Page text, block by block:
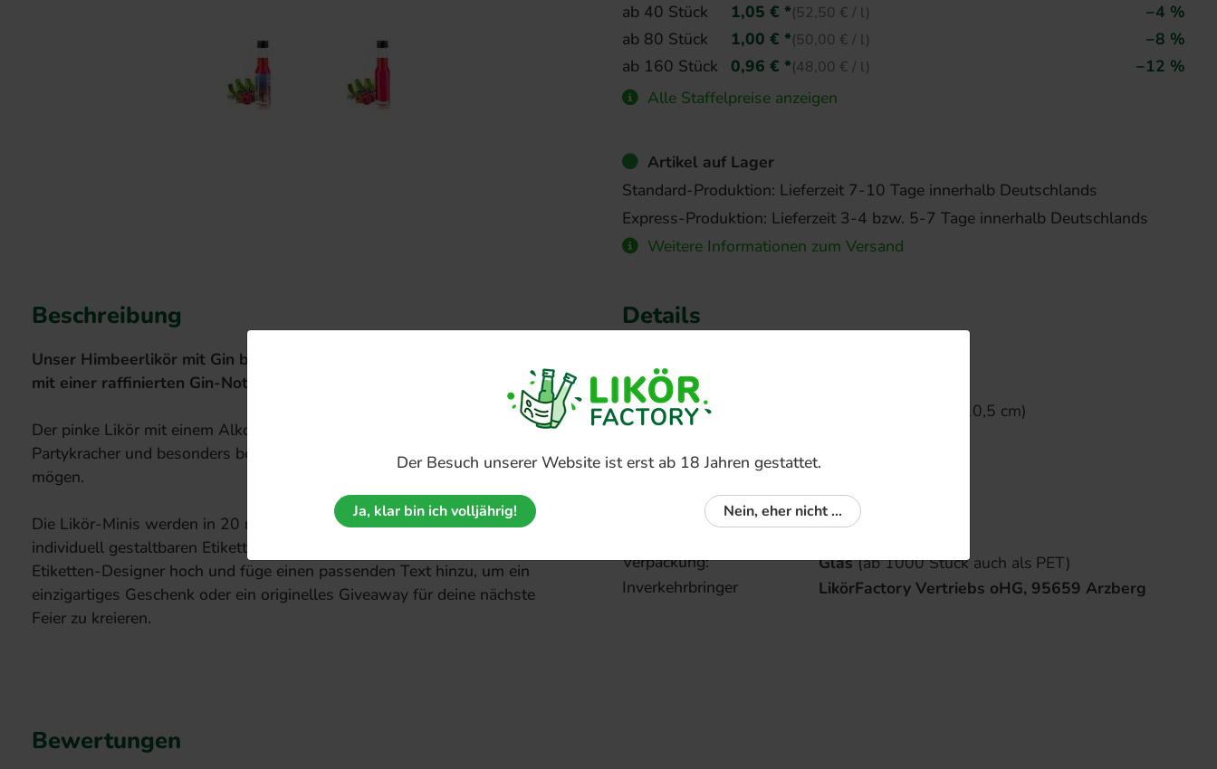
ab 40 Stück
1,05 € *(52,50 € / l)
−4 %
ab 80 Stück
1,00 € *(50,00 € / l)
−8 %
ab 160 Stück
0,96 € *(48,00 € / l)
−12 %
Alle Staffelpreise anzeigen
Artikel auf Lager
Standard-Produktion: Lieferzeit 7-10 Tage innerhalb Deutschlands
Express-Produktion: Lieferzeit 3-4 bzw. 5-7 Tage innerhalb Deutschlands
Weitere Informationen zum Versand
Beschreibung
Unser Himbeerlikör mit Gin bringt die fruchtige Frische von Himbeeren
mit einer raffinierten Gin-Note zusammen.
Der pinke Likör mit einem Alkoholgehalt von 20 % ist ein echter
Partykracher und besonders beliebt bei allen, die es intensiv und süß
mögen.
Die Likör-Minis werden in 20 ml-Fläschchen geliefert und sind mit einem
individuell gestaltbaren Etikett versehen. Lade dein Lieblingsbild in unserem
Etiketten-Designer hoch und füge einen passenden Text hinzu, um ein
einzigartiges Geschenk oder ein originelles Giveaway für deine nächste
Feier zu kreieren.
Details
Verpackungseinheit:
Flaschenform:
(2,5 x 2,5 x 10,5 cm)
Farbe:
rot
Likör
Verpackung:
Glas(ab 1000 Stück auch als PET)
Inverkehrbringer
LikörFactory Vertriebs oHG, 95659 Arzberg
Bewertungen
Der Besuch unserer Website ist erst ab 18 Jahren gestattet.
Ja, klar bin ich volljährig! Nein, eher nicht ...